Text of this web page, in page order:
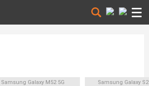
Samsung Galaxy M52 5G Samsung Galaxy